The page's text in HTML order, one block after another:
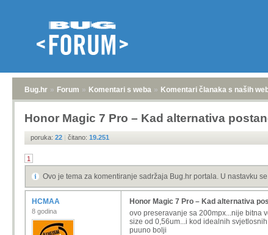
Bug.hr » Forum » Komentari s weba » Komentari članaka s naših
Honor Magic 7 Pro – Kad alternativa
poruka: 22 | čitano: 19.251
1
Ovo je tema za komentiranje sadržaja Bug.hr portala. U nastavku
HCMAA
8 godina
Honor Magic 7 Pro – Kad alternativa
ovo preseravanje sa 200mpx...nije bitna
size od 0,56um...i kod idealnih
puuno bolji